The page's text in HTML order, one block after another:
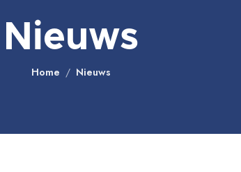
Nieuws
Home Nieuws